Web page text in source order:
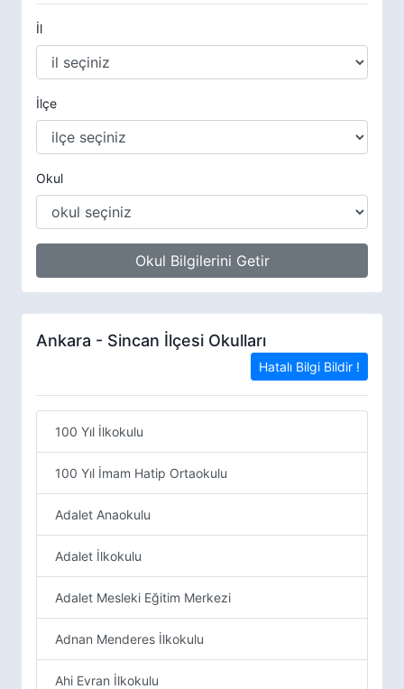
İl
İlçe
Okul
Okul Bilgilerini Getir
Ankara - Sincan İlçesi Okulları
Hatalı Bilgi Bildir !
100 Yıl İlkokulu
100 Yıl İmam Hatip Ortaokulu
Adalet Anaokulu
Adalet İlkokulu
Adalet Mesleki Eğitim Merkezi
Adnan Menderes İlkokulu
Ahi Evran İlkokulu